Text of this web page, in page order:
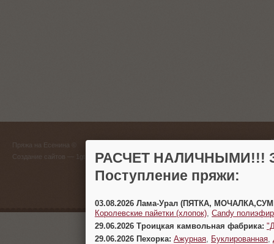
Пряжа на Есенина ©
Создание сайтов
(383)
г.
РАСЧЕТ НАЛИЧНЫМИ!!!
Поступление пряжи:
03.08.2026 Лама-Урал (ПЯТКА,
Королевские пайетки (хлопок) Candy
29.06.2026 Троицкая камвольная фабрика:
29.06.2026 Пехорка: Ажурная Буклированная